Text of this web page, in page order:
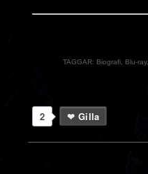
TAGGAR: Biografi Blu-ray,
2 Gilla